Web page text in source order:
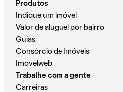
Produtos
Indique um imóvel
Valor de aluguel por bairro
Guias
Consórcio de Imóveis
Imovelweb
Trabalhe com a gente
Carreiras